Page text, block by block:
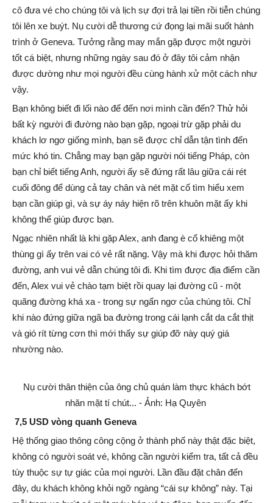
cô đưa vé cho chúng tôi và lịch sự đợi trả lại tiền rồi tiễn chúng
tôi lên xe buýt. Nụ cười dễ thương cứ đọng lại mãi suốt hành
trình ở Geneva. Tưởng rằng may mắn gặp được một người
tốt cá biệt, nhưng những ngày sau đó ở đây tôi cảm nhận
được dường như mọi người đều cùng hành xử một cách như
vậy.
Bạn không biết đi lối nào để đến nơi mình cần đến? Thử hỏi
bất kỳ người đi đường nào bạn gặp, ngoại trừ gặp phải du
khách lơ ngơ giống mình, bạn sẽ được chỉ dẫn tận tình đến
mức khó tin. Chẳng may bạn gặp người nói tiếng Pháp, còn
bạn chỉ biết tiếng Anh, người ấy sẽ đứng rất lâu giữa cái rét
cuối đông để dùng cả tay chân và nét mặt cố tìm hiểu xem
bạn cần giúp gì, và sự áy náy hiện rõ trên khuôn mặt ấy khi
không thể giúp được bạn.
Ngạc nhiên nhất là khi gặp Alex, anh đang è cổ khiêng một
thùng gì ấy trên vai có vẻ rất nặng. Vậy mà khi được hỏi thăm
đường, anh vui vẻ dẫn chúng tôi đi. Khi tìm được địa điểm cần
đến, Alex vui vẻ chào tạm biệt rồi quay lại đường cũ - một
quãng đường khá xa - trong sự ngẩn ngơ của chúng tôi. Chỉ
khi nào đứng giữa ngã ba đường trong cái lạnh cắt da cắt thịt
và gió rít từng cơn thì mới thấy sự giúp đỡ này quý giá
nhường nào.
Nụ cười thân thiện của ông chủ quán làm thực khách bớt
nhăn mặt tí chút... - Ảnh: Hạ Quyên
7,5 USD vòng quanh Geneva
Hệ thống giao thông công cộng ở thành phố này thật đặc biệt,
không có người soát vé, không cần người kiểm tra, tất cả đều
tùy thuộc sự tự giác của mọi người. Lần đầu đặt chân đến
đây, du khách không khỏi ngỡ ngàng “cái sự không” này. Tại